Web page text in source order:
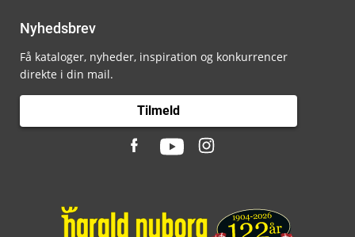
Nyhedsbrev
Få kataloger, nyheder, inspiration og konkurrencer
direkte i din mail.
Tilmeld